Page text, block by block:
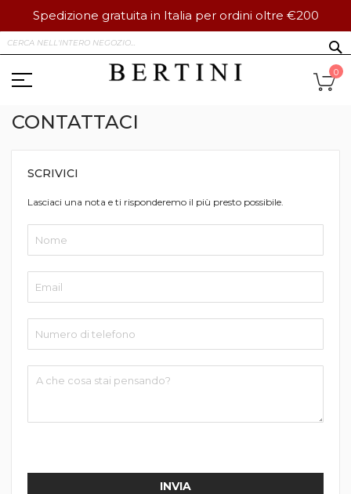
Spedizione gratuita in Italia per ordini oltre €200
al
contenuto
0
CONTATTACI
SCRIVICI
Lasciaci una nota e ti risponderemo il più presto possibile.
INVIA